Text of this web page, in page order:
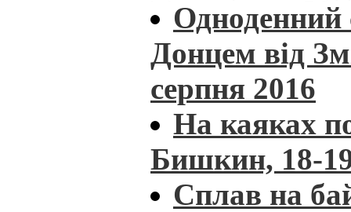
Одноденний
Донцем від
серпня 2016
На каяках
Бишкин, 18-
Сплав на